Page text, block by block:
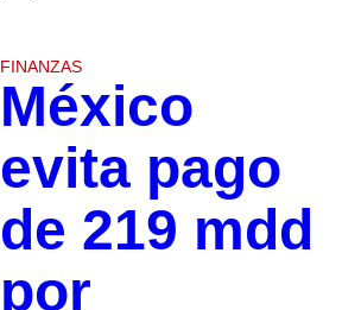
FINANZAS
México
evita pago
de 219 mdd
por